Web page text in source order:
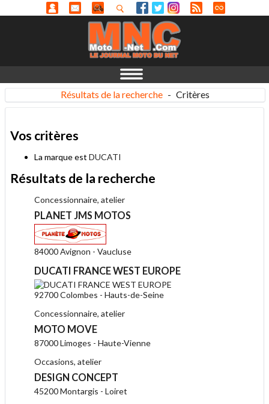
Résultats de la recherche - Critères
Vos critères
La marque est DUCATI
Résultats de la recherche
Concessionnaire, atelier
PLANET JMS MOTOS
84000 Avignon - Vaucluse
DUCATI FRANCE WEST EUROPE
92700 Colombes - Hauts-de-Seine
Concessionnaire, atelier
MOTO MOVE
87000 Limoges - Haute-Vienne
Occasions, atelier
DESIGN CONCEPT
45200 Montargis - Loiret